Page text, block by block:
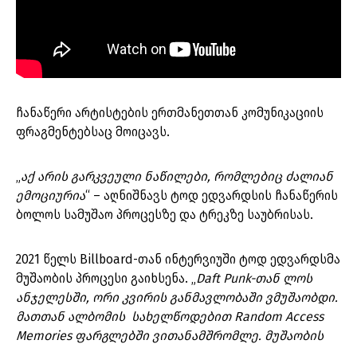
ჩანაწერი არტისტების ერთმანეთთან კომუნიკაციის
ფრაგმენტებსაც მოიცავს.
აქ არის გარკვეული ნაწილები, რომლებიც ძალიან
ემოციურია“ – აღნიშნავს ტოდ ედვარდსის ჩანაწერის
ბოლოს სამუშაო პროცესზე და ტრეკზე საუბრისას.
2021 წელს Billboard-თან ინტერვიუში ტოდ ედვარდსმა
მუშაობის პროცესი გაიხსენა. „
Daft Punk-თან ლოს
ანჯელესში, ორი კვირის განმავლობაში ვმუშაობდი.
მათთან ალბომის სახელწოდებით Random Access
Memories ფარგლებში ვითანამშრომლე. მუშაობის